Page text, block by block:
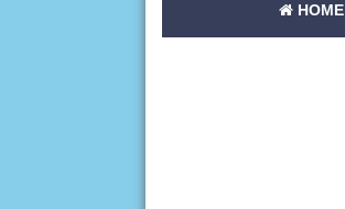
HOME